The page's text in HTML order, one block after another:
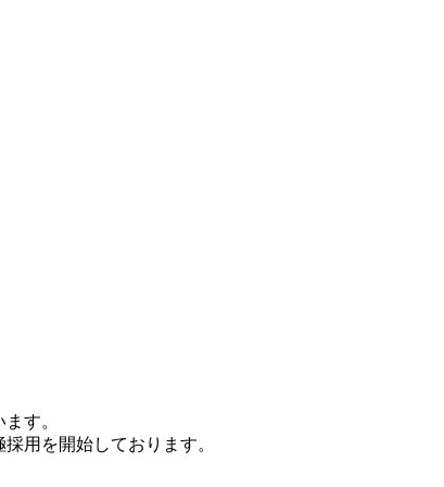
す。
用を開始しております。